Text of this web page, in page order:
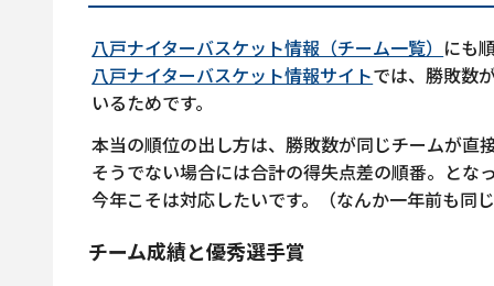
八戸ナイターバスケット情報（チーム一覧） にも
八戸ナイターバスケット情報サイトでは、勝敗数
いるためです。
本当の順位の出し方は、勝敗数が同じチームが直
そうでない場合には合計の得失点差の順番。とな
今年こそは対応したいです。（なんか一年前も同
チーム成績と優秀選手賞